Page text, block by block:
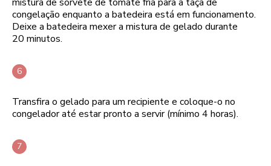
congelação enquanto a batedeira está em funcionamento.
Deixe a batedeira mexer a mistura de gelado durante
20 minutos.
Transfira o gelado para um recipiente e coloque-o no
congelador até estar pronto a servir (mínimo 4 horas).